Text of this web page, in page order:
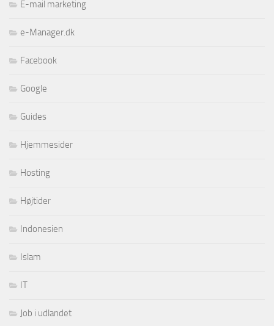
E-mail marketing
e-Manager.dk
Facebook
Google
Guides
Hjemmesider
Hosting
Højtider
Indonesien
Islam
IT
Job i udlandet